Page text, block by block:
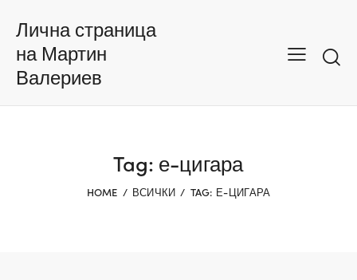
Лична страница
на Мартин
Валериев
Tag: е-цигара
HOME ВСИЧКИ TAG: Е-ЦИГАРА